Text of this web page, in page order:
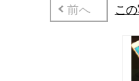
前へ
こ